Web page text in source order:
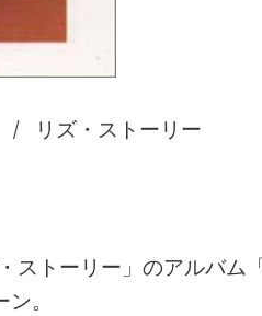
ズ・ストーリー
ストーリー」のアルバム
。